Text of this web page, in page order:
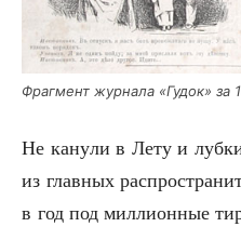
Фраг­мент жур­на­ла «Гудок» за
Не кану­ли в Лету и
из глав­ных
в год под мил­ли­он­ные